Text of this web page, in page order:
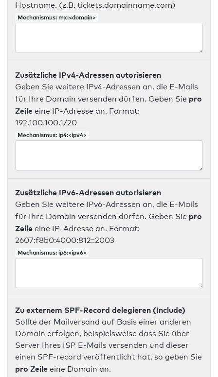
Hostname. (z.B. tickets.domainname.com)
Mechanismus: mx:<domain>
Zusätzliche IPv4-Adressen autorisieren
Geben Sie weitere IPv4-Adressen an, die E-Mails
für Ihre Domain versenden dürfen. Geben Sie pro
Zeile eine IP-Adresse an. Format:
192.100.100.1/20
Mechanismus: ip4:<ipv4>
Zusätzliche IPv6-Adressen autorisieren
Geben Sie weitere IPv6-Adressen an, die E-Mails
für Ihre Domain versenden dürfen. Geben Sie pro
Zeile eine IP-Adresse an. Format:
2607:f8b0:4000:812::2003
Mechanismus: ip6:<ipv6>
Zu externem SPF-Record delegieren (Include)
Sollte der Mailversand auf Basis einer anderen
Domain erfolgen, beispielsweise dass Sie über
Server Ihres ISP E-Mails versenden und dieser
einen SPF-record veröffentlicht hat, so geben Sie
pro Zeile eine Domain an.